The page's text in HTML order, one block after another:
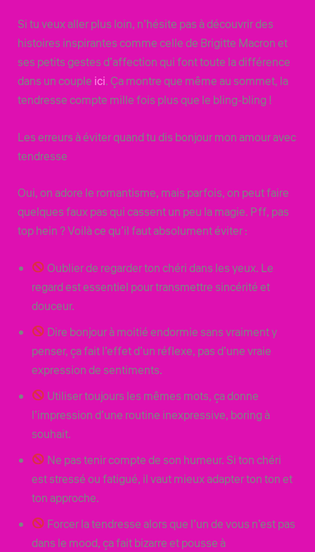
Si tu veux aller plus loin, n’hésite pas à découvrir des
histoires inspirantes comme celle de Brigitte Macron et
ses petits gestes d’affection qui font toute la différence
dans un couple ici. Ça montre que même au sommet, la
tendresse compte mille fois plus que le bling-bling !
Les erreurs à éviter quand tu dis bonjour mon amour avec
tendresse
Oui, on adore le romantisme, mais parfois, on peut faire
quelques faux pas qui cassent un peu la magie. Pff, pas
top hein ? Voilà ce qu’il faut absolument éviter :
Oublier de regarder ton chéri dans les yeux. Le
regard est essentiel pour transmettre sincérité et
douceur.
Dire bonjour à moitié endormie sans vraiment y
penser, ça fait l’effet d’un réflexe, pas d’une vraie
expression de sentiments.
Utiliser toujours les mêmes mots, ça donne
l’impression d’une routine inexpressive, boring à
souhait.
Ne pas tenir compte de son humeur. Si ton chéri
est stressé ou fatigué, il vaut mieux adapter ton ton et
ton approche.
Forcer la tendresse alors que l’un de vous n’est pas
dans le mood, ça fait bizarre et pousse à